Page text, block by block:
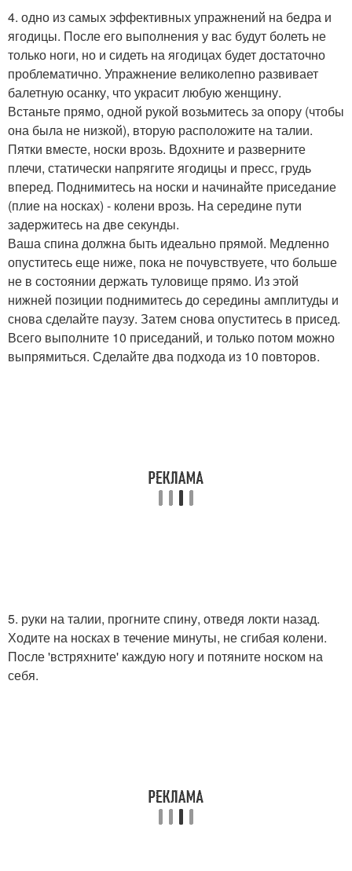
4. одно из самых эффективных упражнений на бедра и
ягодицы. После его выполнения у вас будут болеть не
только ноги, но и сидеть на ягодицах будет достаточно
проблематично. Упражнение великолепно развивает
балетную осанку, что украсит любую женщину.
Встаньте прямо, одной рукой возьмитесь за опору (чтобы
она была не низкой), вторую расположите на талии.
Пятки вместе, носки врозь. Вдохните и разверните
плечи, статически напрягите ягодицы и пресс, грудь
вперед. Поднимитесь на носки и начинайте приседание
(плие на носках) - колени врозь. На середине пути
задержитесь на две секунды.
Ваша спина должна быть идеально прямой. Медленно
опуститесь еще ниже, пока не почувствуете, что больше
не в состоянии держать туловище прямо. Из этой
нижней позиции поднимитесь до середины амплитуды и
снова сделайте паузу. Затем снова опуститесь в присед.
Всего выполните 10 приседаний, и только потом можно
выпрямиться. Сделайте два подхода из 10 повторов.
5. руки на талии, прогните спину, отведя локти назад.
Ходите на носках в течение минуты, не сгибая колени.
После 'встряхните' каждую ногу и потяните носком на
себя.